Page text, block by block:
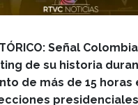
Señal
de su historia
de más de 15 horas
presidenciales